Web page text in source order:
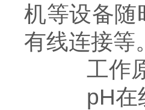
机等设备随
有线连接等。
工作
pH在线